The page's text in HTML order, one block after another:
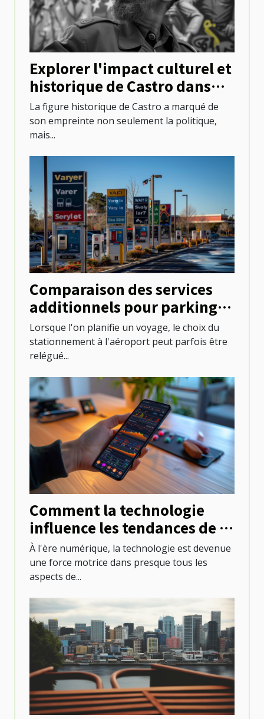
Explorer l'impact culturel et
historique de Castro dans
l'évolution urbaine
La figure historique de Castro a marqué de
son empreinte non seulement la politique,
mais...
Comparaison des services
additionnels pour parkings
aux aéroports
Lorsque l'on planifie un voyage, le choix du
stationnement à l'aéroport peut parfois être
relégué...
Comment la technologie
influence les tendances de la
santé
À l'ère numérique, la technologie est devenue
une force motrice dans presque tous les
aspects de...